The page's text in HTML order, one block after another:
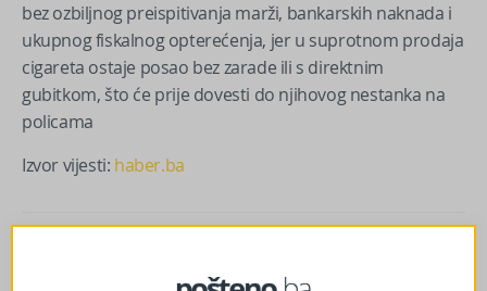
bez ozbiljnog preispitivanja marži, bankarskih naknada i
ukupnog fiskalnog opterećenja, jer u suprotnom prodaja
cigareta ostaje posao bez zarade ili s direktnim
gubitkom, što će prije dovesti do njihovog nestanka na
policama
Izvor vijesti: haber.ba